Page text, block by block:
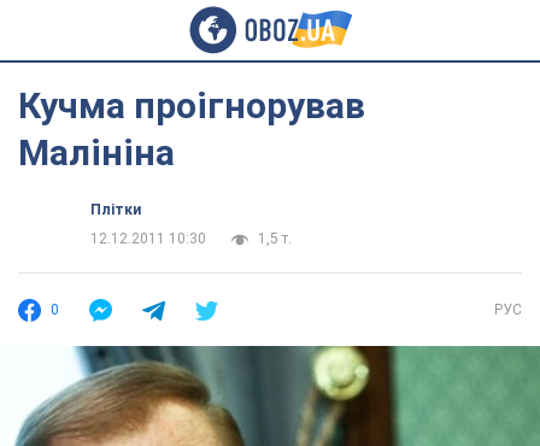
Кучма проігнорував
Малініна
Плітки
12.12.2011 10:30
1,5 т.
0 РУС